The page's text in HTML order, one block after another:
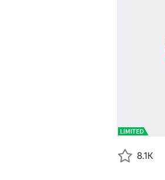
8.1K